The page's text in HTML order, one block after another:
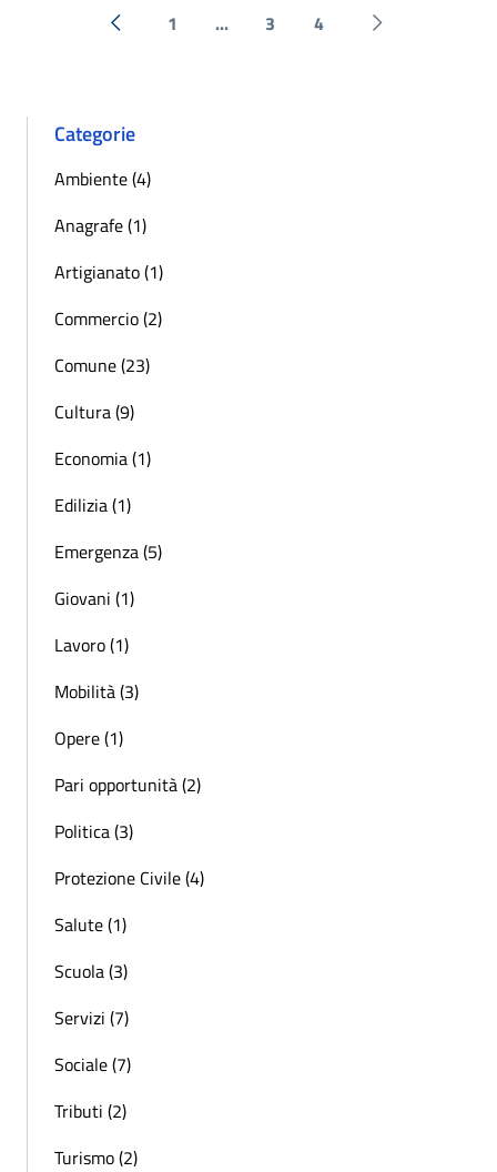
« Precedente
1 ... 3 4 Successiva »
Categorie
Ambiente (4)
Anagrafe (1)
Artigianato (1)
Commercio (2)
Comune (23)
Cultura (9)
Economia (1)
Edilizia (1)
Emergenza (5)
Giovani (1)
Lavoro (1)
Mobilità (3)
Opere (1)
Pari opportunità (2)
Politica (3)
Protezione Civile (4)
Salute (1)
Scuola (3)
Servizi (7)
Sociale (7)
Tributi (2)
Turismo (2)